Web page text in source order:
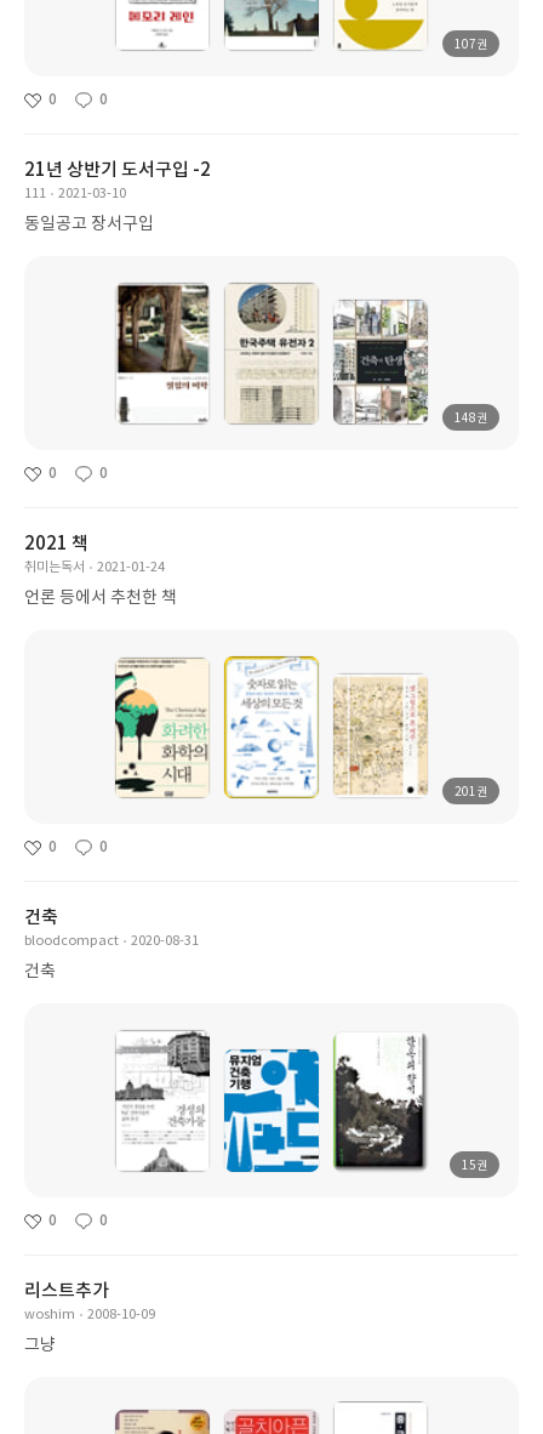
107권
0 0
21년 상반기 도서구입 -2
111 2021-03-10
동일공고 장서구입
148권
0 0
2021 책
취미는독서 2021-01-24
언론 등에서 추천한 책
201권
0 0
건축
bloodcompact 2020-08-31
건축
15권
0 0
리스트추가
woshim 2008-10-09
그냥